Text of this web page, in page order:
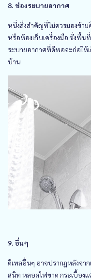
8. ช่องระบายอากาศ
หนึ่งสิ่งสำคัญที่ไม่ควรมองข้า
หรือห้องเก็บเครื่องมือ ซึ่งพื้น
ระบายอากาศที่ดีพอจะก่อให้
บ้าน
9. อื่นๆ
ดีเทลอื่นๆ อาจปรากฏหลังจา
สนิท หลอดไฟขาด กระเบื้องแ